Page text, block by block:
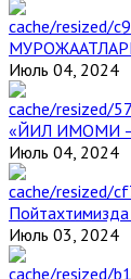
Июль 04, 2024
«ЙИЛ ИМОМИ
Июль 04, 2024
Июль 03, 2024